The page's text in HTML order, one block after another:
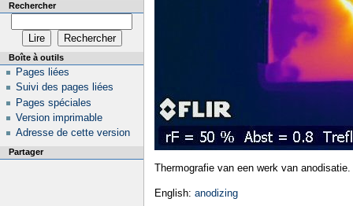
Thermografie van een werk van anodisatie.
English: anodizing
Rechercher
Boîte à outils
Pages liées
Suivi des pages liées
Pages spéciales
Version imprimable
Adresse de cette version
Partager